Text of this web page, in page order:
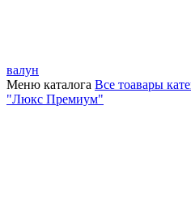
валун
Меню каталога Все тоавары
"Люкс Премиум"